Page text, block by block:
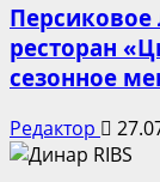
ресторан
сезонное
Редактор